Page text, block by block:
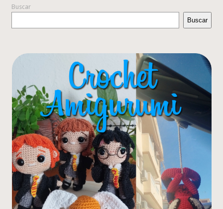
Buscar
Buscar